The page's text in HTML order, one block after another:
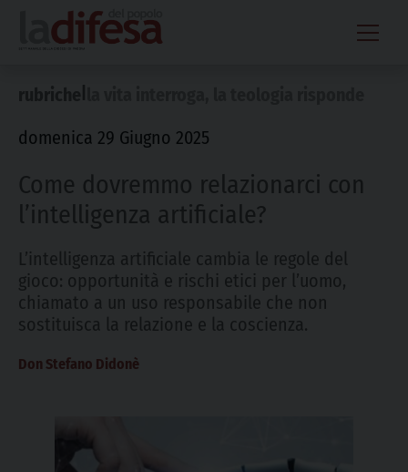
content
domenica 29 Giugno 2025
Come dovremmo relazionarci con
l’intelligenza artificiale?
L’intelligenza artificiale cambia le regole del
gioco: opportunità e rischi etici per l’uomo,
chiamato a un uso responsabile che non
sostituisca la relazione e la coscienza.
Don Stefano Didonè